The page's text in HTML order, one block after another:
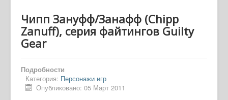
Чипп Зануфф/Занафф (Chipp
Zanuff), серия файтингов Guilty
Gear
Подробности
Категория: Персонажи игр
Опубликовано: 05 Март 2011